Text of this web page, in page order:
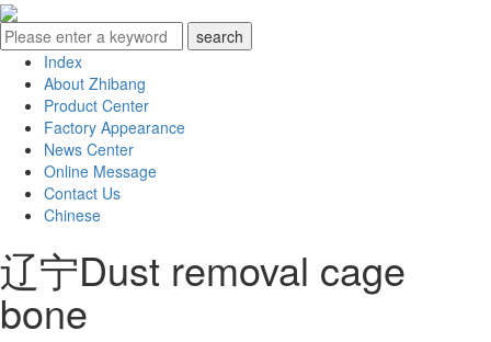
Index
About Zhibang
Product Center
Factory Appearance
News Center
Online Message
Contact Us
Chinese
辽宁Dust removal cage
bone